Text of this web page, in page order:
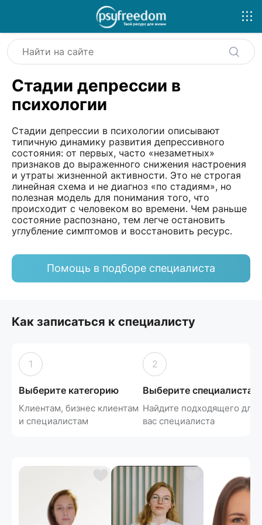
Стадии депрессии в
психологии
Стадии депрессии в психологии описывают
типичную динамику развития депрессивного
состояния: от первых, часто «незаметных»
признаков до выраженного снижения настроения
и утраты жизненной активности. Это не строгая
линейная схема и не диагноз «по стадиям», но
полезная модель для понимания того, что
происходит с человеком во времени. Чем раньше
состояние распознано, тем легче остановить
углубление симптомов и восстановить ресурс.
Помощь в подборе специалиста
Как записаться к специалисту
1
Выберите категорию
Клиентам, бизнес клиентам
и специалистам
2
Выберите специалиста
Найдите подходящего для
вас специалиста